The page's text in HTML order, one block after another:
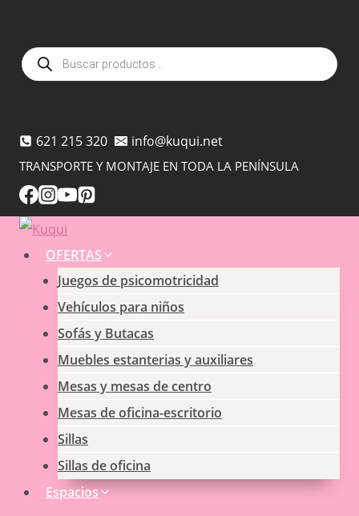
contenido
Búsqueda
de
productos
621 215 320 info@kuqui.net
TRANSPORTE Y MONTAJE EN TODA LA PENÍNSULA
OFERTAS
Juegos de psicomotricidad
Vehículos para niños
Sofás y Butacas
Muebles estanterias y auxiliares
Mesas y mesas de centro
Mesas de oficina-escritorio
Sillas
Sillas de oficina
Espacios